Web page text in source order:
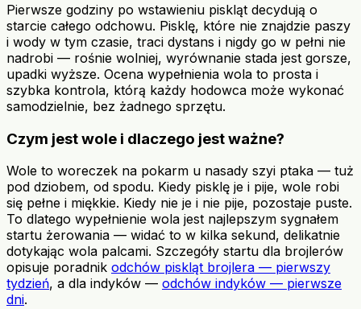
Pierwsze godziny po wstawieniu piskląt decydują o
starcie całego odchowu. Pisklę, które nie znajdzie paszy
i wody w tym czasie, traci dystans i nigdy go w pełni nie
nadrobi — rośnie wolniej, wyrównanie stada jest gorsze,
upadki wyższe. Ocena wypełnienia wola to prosta i
szybka kontrola, którą każdy hodowca może wykonać
samodzielnie, bez żadnego sprzętu.
Czym jest wole i dlaczego jest ważne?
Wole to woreczek na pokarm u nasady szyi ptaka — tuż
pod dziobem, od spodu. Kiedy pisklę je i pije, wole robi
się pełne i miękkie. Kiedy nie je i nie pije, pozostaje puste.
To dlatego wypełnienie wola jest najlepszym sygnałem
startu żerowania — widać to w kilka sekund, delikatnie
dotykając wola palcami. Szczegóły startu dla brojlerów
opisuje poradnik odchów piskląt brojlera — pierwszy
tydzień, a dla indyków — odchów indyków — pierwsze
dni.